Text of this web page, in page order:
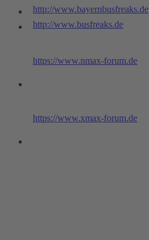
http://www.bayernbusfreaks.de
http://www.busfreaks.de
https://www.nmax-forum.de
https://www.xmax-forum.de